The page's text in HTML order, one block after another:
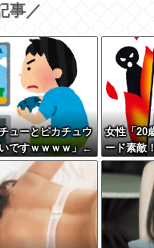
事／
ューとピカチュウ
ですｗｗｗｗ」←
理由
女性「20
ード素敵
判殺到